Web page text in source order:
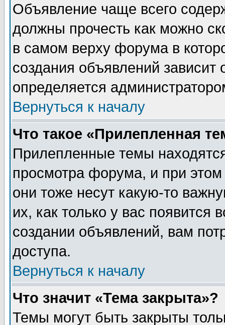
Объявление чаще всего
должны прочесть как можно
в самом верху форума в
создания объявлений зависит
определяется
Вернуться к началу
Что такое «Прилепленная
Прилепленные темы
просмотра форума, и при
они тоже несут какую-то
их, как только у вас появится
создании объявлений, вам
доступа.
Вернуться к началу
Что значит «Тема закрыта»?
Темы могут быть закрыты